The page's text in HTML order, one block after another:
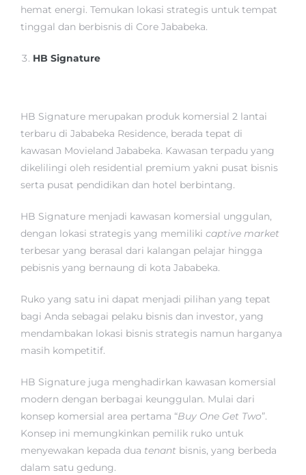
hemat energi. Temukan lokasi strategis untuk tempat
tinggal dan berbisnis di Core Jababeka.
HB Signature
HB Signature merupakan produk komersial 2 lantai
terbaru di Jababeka Residence, berada tepat di
kawasan Movieland Jababeka. Kawasan terpadu yang
dikelilingi oleh residential premium yakni pusat bisnis
serta pusat pendidikan dan hotel berbintang.
HB Signature menjadi kawasan komersial unggulan,
dengan lokasi strategis yang memiliki captive market
terbesar yang berasal dari kalangan pelajar hingga
pebisnis yang bernaung di kota Jababeka.
Ruko yang satu ini dapat menjadi pilihan yang tepat
bagi Anda sebagai pelaku bisnis dan investor, yang
mendambakan lokasi bisnis strategis namun harganya
masih kompetitif.
HB Signature juga menghadirkan kawasan komersial
modern dengan berbagai keunggulan. Mulai dari
konsep komersial area pertama “Buy One Get Two”.
Konsep ini memungkinkan pemilik ruko untuk
menyewakan kepada dua tenant bisnis, yang berbeda
dalam satu gedung.